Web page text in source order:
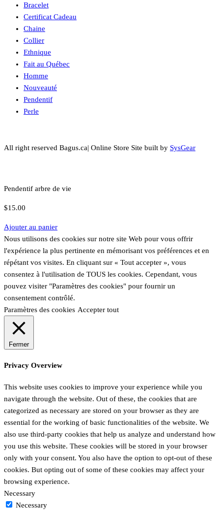
Bracelet
Certificat Cadeau
Chaine
Collier
Ethnique
Fait au Québec
Homme
Nouveauté
Pendentif
Perle
All right reserved Bagus.ca| Online Store Site built by SysGear
Pendentif arbre de vie
$15.00
Ajouter au panier
Nous utilisons des cookies sur notre site Web pour vous offrir
l'expérience la plus pertinente en mémorisant vos préférences et en
répétant vos visites. En cliquant sur « Tout accepter », vous
consentez à l'utilisation de TOUS les cookies. Cependant, vous
pouvez visiter "Paramètres des cookies" pour fournir un
consentement contrôlé.
Paramètres des cookies Accepter tout
Fermer
Privacy Overview
This website uses cookies to improve your experience while you
navigate through the website. Out of these, the cookies that are
categorized as necessary are stored on your browser as they are
essential for the working of basic functionalities of the website. We
also use third-party cookies that help us analyze and understand how
you use this website. These cookies will be stored in your browser
only with your consent. You also have the option to opt-out of these
cookies. But opting out of some of these cookies may affect your
browsing experience.
Necessary
Necessary